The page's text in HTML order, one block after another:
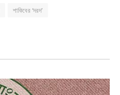
শাকিবের ‘দরদ’